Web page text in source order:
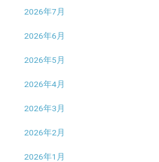
2026年7月
2026年6月
2026年5月
2026年4月
2026年3月
2026年2月
2026年1月